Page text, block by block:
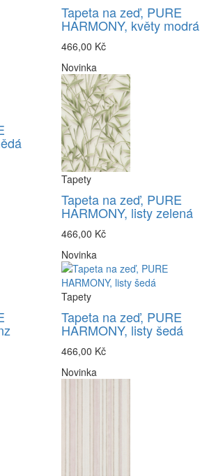
Tapeta na zeď, PURE
HARMONY, květy modrá
466,00 Kč
Novinka
Tapety
Tapeta na zeď, PURE
HARMONY, listy zelená
466,00 Kč
Novinka
Tapety
Tapeta na zeď, PURE
HARMONY, listy šedá
466,00 Kč
Novinka